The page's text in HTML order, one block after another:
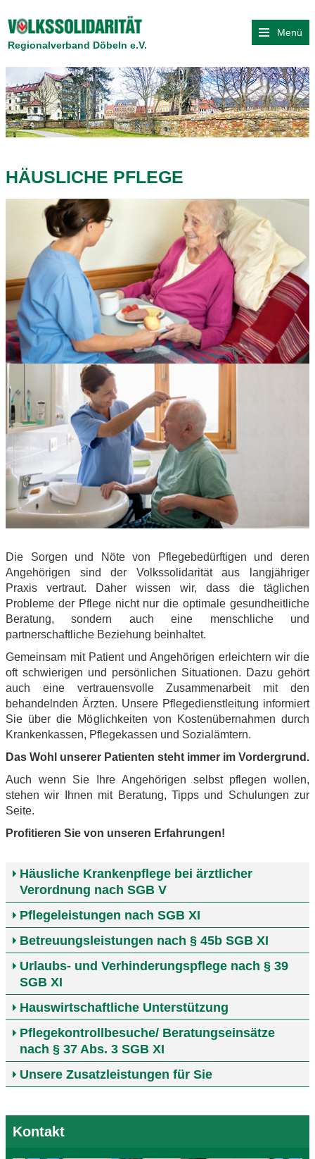
Regionalverband Döbeln e.V.
Menü
HÄUSLICHE PFLEGE
Die Sorgen und Nöte von Pflegebedürftigen und deren
Angehörigen sind der Volkssolidarität aus langjähriger
Praxis vertraut. Daher wissen wir, dass die täglichen
Probleme der Pflege nicht nur die optimale gesundheitliche
Beratung, sondern auch eine menschliche und
partnerschaftliche Beziehung beinhaltet.
Gemeinsam mit Patient und Angehörigen erleichtern wir die
oft schwierigen und persönlichen Situationen. Dazu gehört
auch eine vertrauensvolle Zusammenarbeit mit den
behandelnden Ärzten. Unsere Pflegedienstleitung informiert
Sie über die Möglichkeiten von Kostenübernahmen durch
Krankenkassen, Pflegekassen und Sozialämtern.
Das Wohl unserer Patienten steht immer im Vordergrund.
Auch wenn Sie Ihre Angehörigen selbst pflegen wollen,
stehen wir Ihnen mit Beratung, Tipps und Schulungen zur
Seite.
Profitieren Sie von unseren Erfahrungen!
Häusliche Krankenpflege bei ärztlicher
Verordnung nach SGB V
Pflegeleistungen nach SGB XI
Betreuungsleistungen nach § 45b SGB XI
Urlaubs- und Verhinderungspflege nach § 39
SGB XI
Hauswirtschaftliche Unterstützung
Pflegekontrollbesuche/ Beratungseinsätze
nach § 37 Abs. 3 SGB XI
Unsere Zusatzleistungen für Sie
Kontakt